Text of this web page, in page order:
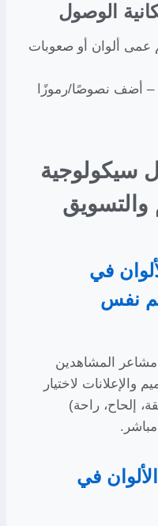
عمى ألوان أو صعوبات
– أضف نصوصًا/رموزًا
سيكولوجية
والتسويق
في
نفس
مشاعر المشاهدين
لاختيار
إلحاح، راحة)
في